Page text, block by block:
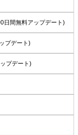
日間無料アップデート)
プデート)
プデート)